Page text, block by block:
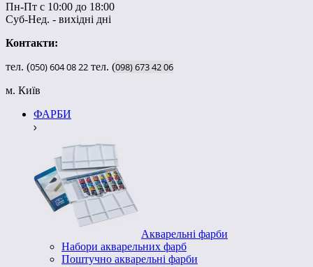
Пн-Пт с 10:00 до 18:00
Суб-Нед. - вихідні дні
Контакти:
тел. (050)6040822 тел. (098)6734206
м. Київ
ФАРБИ
Акварельні фарби
Набори акварельних фарб
Поштучно акварельні фарби